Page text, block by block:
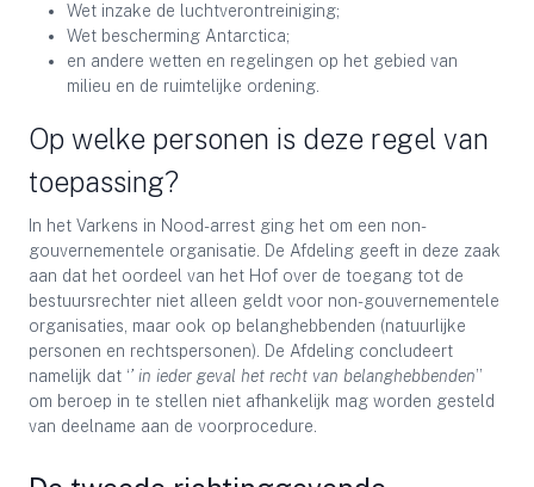
Wet inzake de luchtverontreiniging;
Wet bescherming Antarctica;
en andere wetten en regelingen op het gebied van
milieu en de ruimtelijke ordening.
Op welke personen is deze regel van
toepassing?
In het Varkens in Nood-arrest ging het om een non-
gouvernementele organisatie. De Afdeling geeft in deze zaak
aan dat het oordeel van het Hof over de toegang tot de
bestuursrechter niet alleen geldt voor non-gouvernementele
organisaties, maar ook op belanghebbenden (natuurlijke
personen en rechtspersonen). De Afdeling concludeert
namelijk dat ‘’ in ieder geval het recht van belanghebbenden’’
om beroep in te stellen niet afhankelijk mag worden gesteld
van deelname aan de voorprocedure.